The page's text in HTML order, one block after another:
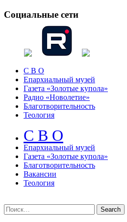
Социальные сети
С В О
Епархиальный музей
Газета «Золотые купола»
Радио «Новолетие»
Благотворительность
Теология
С В О
Епархиальный музeй
Газета «Золотые купола»
Благотворительность
Вакансии
Теология